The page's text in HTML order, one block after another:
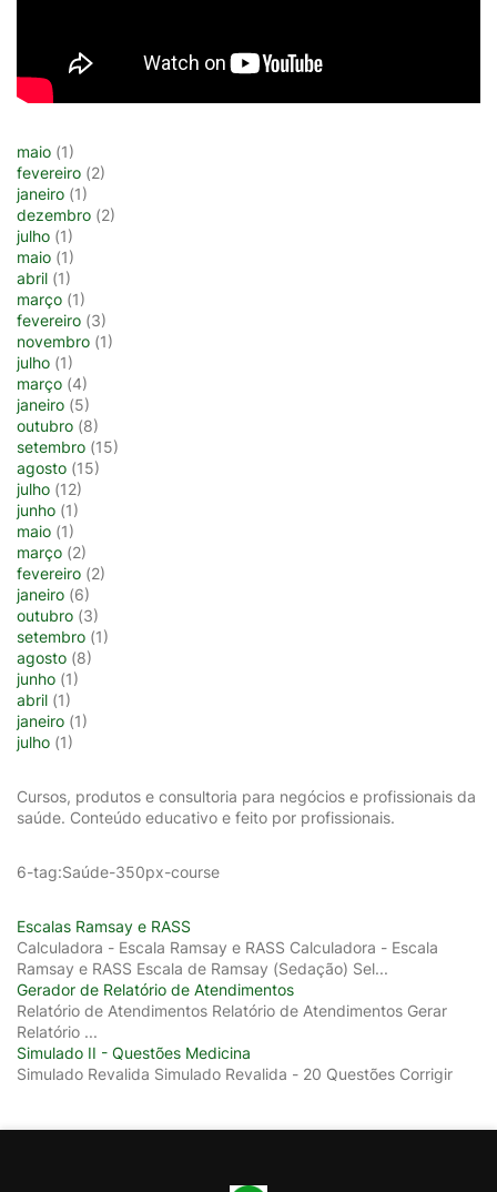
maio (1)
fevereiro (2)
janeiro (1)
dezembro (2)
julho (1)
maio (1)
abril (1)
março (1)
fevereiro (3)
novembro (1)
julho (1)
março (4)
janeiro (5)
outubro (8)
setembro (15)
agosto (15)
julho (12)
junho (1)
maio (1)
março (2)
fevereiro (2)
janeiro (6)
outubro (3)
setembro (1)
agosto (8)
junho (1)
abril (1)
janeiro (1)
julho (1)
Cursos, produtos e consultoria para negócios e profissionais da
saúde. Conteúdo educativo e feito por profissionais.
6-tag:Saúde-350px-course
Escalas Ramsay e RASS
Calculadora - Escala Ramsay e RASS Calculadora - Escala
Ramsay e RASS Escala de Ramsay (Sedação) Sel...
Gerador de Relatório de Atendimentos
Relatório de Atendimentos Relatório de Atendimentos Gerar
Relatório ...
Simulado II - Questões Medicina
Simulado Revalida Simulado Revalida - 20 Questões Corrigir